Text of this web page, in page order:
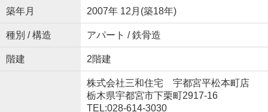
築年月 2007年 12月(築18年)
種別 / 構造 アパート / 鉄骨造
階建 2階建
株式会社三和住宅 宇都宮平松本町店
栃木県宇都宮市下栗町2917-16
TEL:028-614-3030